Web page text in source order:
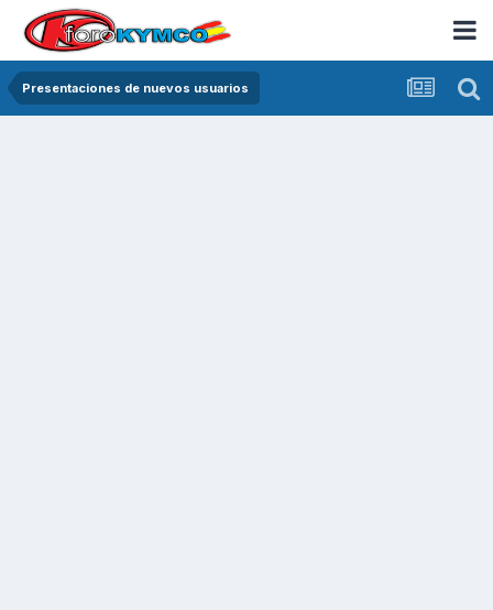
Presentaciones de nuevos usuarios